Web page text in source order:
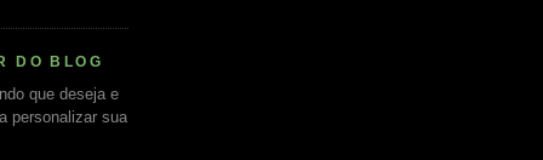
DO BLOG
que deseja e
personalizar sua